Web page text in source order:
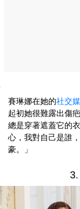
賽琳娜在她的社交
起初她很難露出傷
總是穿著遮蓋它的
心，我對自己是誰
豪。」